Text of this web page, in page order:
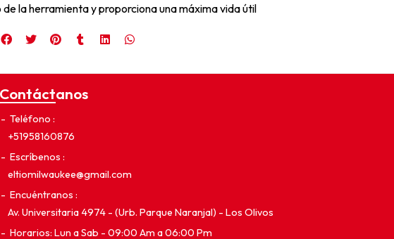
la herramienta y proporciona una máxima vida útil
Contáctanos
Teléfono
+51958160876
Escríbenos
eltiomilwaukee@gmail.com
Encuéntranos
Av. Universitaria 4974 - (Urb. Parque Naranjal) - Los Olivos
Horarios: Lun a Sab - 09:00 Am a 06:00 Pm